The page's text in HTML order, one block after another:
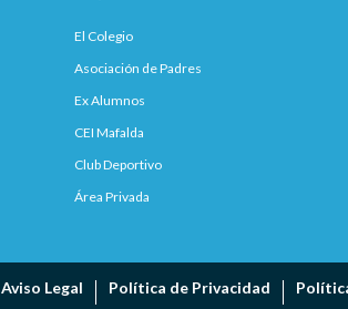
El Colegio
Asociación de Padres
Ex Alumnos
CEI Mafalda
Club Deportivo
Área Privada
Aviso Legal Política de Privacidad